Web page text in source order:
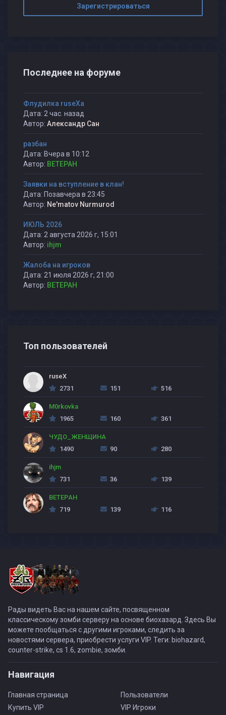
Зарегистрироваться
Последнее на форуме
Флудилка ruseXа
Дата: 2 час. назад
Автор: Александр Сан
разбан
Дата: Вчера в 10:12
Автор: BETEPAH
Заявки на вступление в клан!
Дата: Позавчера в 23:45
Автор: Ne'matov Nurmurod
ИЮЛЬ 2026
Дата: 2 августа 2026 г, 15:01
Автор: ihjm
Жалоба на игроков
Дата: 21 июля 2026 г, 21:00
Автор: BETEPAH
Топ пользователей
ruseX
2731
151 516
M0rkovka
1965
160 361
ЧУДО_ЖЕНЩИНА
1490
90 280
ihjm
731
36 139
BETEPAH
719
139 116
Рады видеть Вас на нашем сайте, посвященном
классическому зомби серверу на основе биохазард. Здесь Вы
можете пообщаться с другими игроками, следить за
новостями сервера, приобрести услуги VIP. Теги: biohazard,
counter-strike, cs 1.6, zombie, зомби.
Навигация
Главная страница
Купить VIP
Пользователи
VIP Игроки